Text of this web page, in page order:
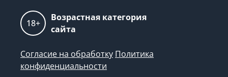
18+
Возрастная категория
сайта
Согласие на обработку Политика
конфиденциальности